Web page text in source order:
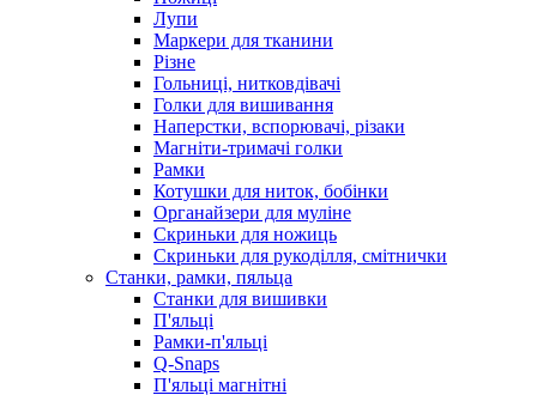
Лупи
Маркери для тканини
Різне
Гольниці, нитковдівачі
Голки для вишивання
Наперстки, вспорювачі, різаки
Магніти-тримачі голки
Рамки
Котушки для ниток, бобінки
Органайзери для муліне
Скриньки для ножиць
Скриньки для рукоділля, смітнички
Станки, рамки, пяльца
Станки для вишивки
П'яльці
Рамки-п'яльці
Q-Snaps
П'яльці магнітні